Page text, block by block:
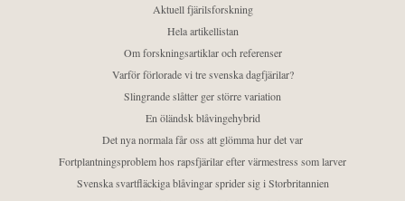
Aktuell fjärilsforskning
Hela artikellistan
Om forskningsartiklar och referenser
Varför förlorade vi tre svenska dagfjärilar?
Slingrande slåtter ger större variation
En öländsk blåvingehybrid
Det nya normala får oss att glömma hur det var
Fortplantningsproblem hos rapsfjärilar efter värmestress som larver
Svenska svartfläckiga blåvingar sprider sig i Storbritannien